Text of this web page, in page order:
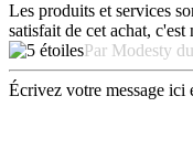
Les produits et services
satisfait de cet achat,
Par Modesty
Écrivez votre message ici